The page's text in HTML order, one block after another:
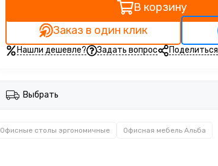
В корзину
Заказ в один клик
Нашли дешевле? Задать вопрос Поделиться
Выбрать
Офисные столы эргономичные Офисная мебель Альба